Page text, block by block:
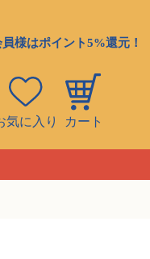
様はポイント5%還元！
気に入り カート